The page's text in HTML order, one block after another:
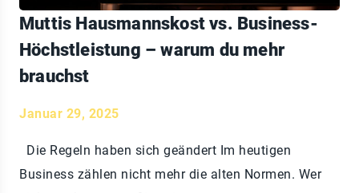
Muttis Hausmannskost vs. Business-
Höchstleistung – warum du mehr
brauchst
Januar 29, 2025
Die Regeln haben sich geändert Im heutigen
Business zählen nicht mehr die alten Normen. Wer